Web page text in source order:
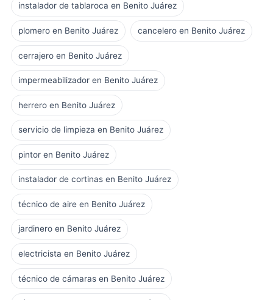
instalador de tablaroca en Benito Juárez
plomero en Benito Juárez cancelero en Benito Juárez
cerrajero en Benito Juárez
impermeabilizador en Benito Juárez
herrero en Benito Juárez
servicio de limpieza en Benito Juárez
pintor en Benito Juárez
instalador de cortinas en Benito Juárez
técnico de aire en Benito Juárez
jardinero en Benito Juárez
electricista en Benito Juárez
técnico de cámaras en Benito Juárez